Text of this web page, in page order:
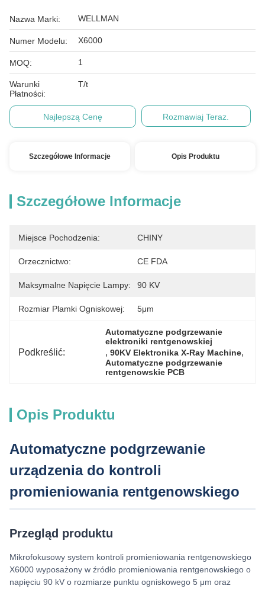
Nazwa Marki: WELLMAN
Numer Modelu: X6000
MOQ: 1
Warunki
Płatności:
T/t
Najlepszą Cenę Rozmawiaj Teraz.
Szczegółowe Informacje Opis Produktu
Szczegółowe Informacje
Miejsce Pochodzenia: CHINY
Orzecznictwo: CE FDA
Maksymalne Napięcie Lampy: 90 KV
Rozmiar Plamki Ogniskowej: 5μm
Podkreślić:
Automatyczne podgrzewanie
elektroniki rentgenowskiej
, 90KV Elektronika X-Ray Machine
Automatyczne podgrzewanie
rentgenowskie PCB
Opis Produktu
Automatyczne podgrzewanie
urządzenia do kontroli
promieniowania rentgenowskiego
Przegląd produktu
Mikrofokusowy system kontroli promieniowania rentgenowskiego
X6000 wyposażony w źródło promieniowania rentgenowskiego o
napięciu 90 kV o rozmiarze punktu ogniskowego 5 μm oraz